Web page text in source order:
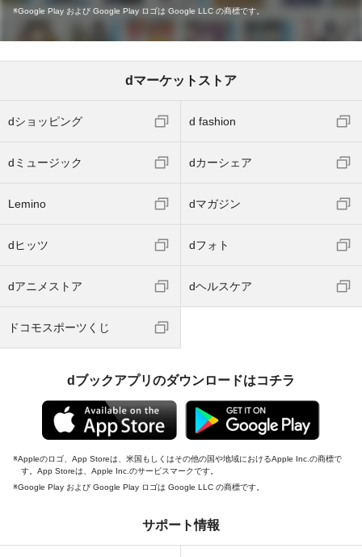
Google Play および Google Play ロゴは Google LLC の商標です。
dマーケットストア
dショッピング d fashion
dミュージック dカーシェア
Lemino dマガジン
dヒッツ dフォト
dアニメストア dヘルスケア
ドコモスポーツくじ
dブックアプリのダウンロードはコチラ
Appleのロゴ、App Storeは、米国もしくはその他の国や地域におけるApple Inc.の商標で
す。App Storeは、Apple Inc.のサービスマークです。
Google Play および Google Play ロゴは Google LLC の商標です。
サポート情報